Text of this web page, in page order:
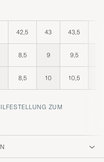
42,5 43 43,5
8,5 9 9,5
8,5 10 10,5
ZUM R